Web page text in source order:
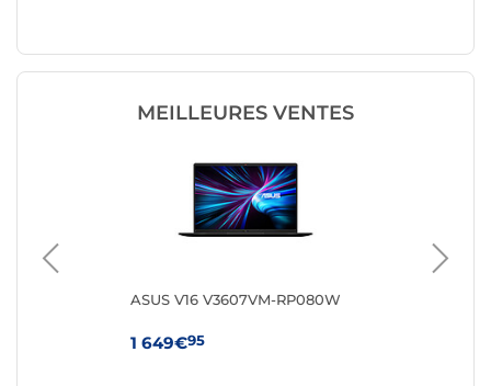
MEILLEURES VENTES
ASUS V16 V3607VM-RP080W
1 649€95